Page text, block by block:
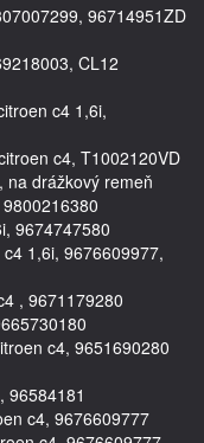
96714951ZD
CL12
c4 1,6i,
c4, T1002120VD
na drážkový remeň
9674747580
1,6i, 9676609977,
, 9671179280
c4, 9651690280
96584181
c4, 9676609777